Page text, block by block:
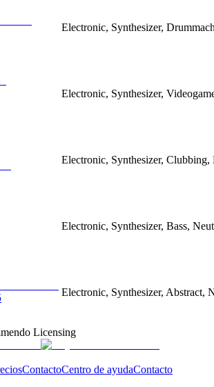
Electronic, Synthesizer,
Electronic, Synthesizer,
Electronic, Synthesizer, Clubbing,
Electronic, Synthesizer, Bass,
Electronic, Synthesizer, Abstract,
Licensing
ContactoCentro de ayudaContacto